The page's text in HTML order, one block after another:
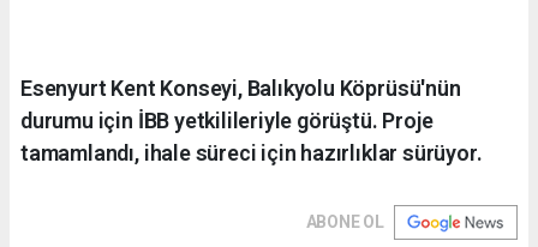
Esenyurt Kent Konseyi, Balıkyolu Köprüsü'nün
durumu için İBB yetkilileriyle görüştü. Proje
tamamlandı, ihale süreci için hazırlıklar sürüyor.
ABONE OL